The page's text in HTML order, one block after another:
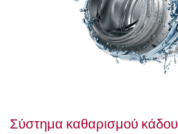
Σύστημα καθαρισμού κάδου